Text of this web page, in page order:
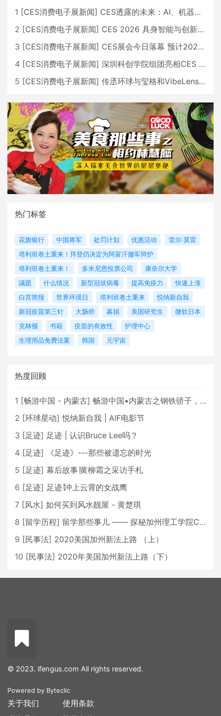
1 [CES消费电子展新闻] CES透露的未来：AI、机器人与智能生活大爆发
2 [CES消费电子展新闻] CES 2026 具身智能与创新领域 中国公司大放异彩
3 [CES消费电子展新闻] CES展会今日落幕 预计2026行业收入将超五千亿美元
4 [CES消费电子展新闻] 深圳科创学院组团亮相CES 广受好评
5 [CES消费电子展新闻] 传丞环球与玺格和VibeLens共同推出全新耳机
热门标签
花旗银行 中国将军 处罚计划 优惠活动
雷尔·莫雷
塔利班卷土重来！拜登仍决定为阿富汗撤军辩护
塔利班卷土重来！
多米尼恩投票公司
康奈尔大学
議題
什么情况 新型冠状病毒 提高免疫力
快速上涨
白宫简报
世界环境日 塔利班卷土重来
悦纳新自我
新冠疫苗第三针
大肠癌 募捐 美国研究生
微软日本
克林顿
书籍 疫苗的有效性
护理中心
生理用品免费法案
韩国 元宇宙
热度回顾
1 [畅游中国 - 内蒙古] 畅游中国•内蒙古之钢铁骄子，魅力包头
2 [环球星动] 悦纳新自我 | AIF电影节
3 [足迹] 足迹 | 认识Bruce Lee吗？
4 [足迹]
《足迹》---那些被遗忘的时光
5 [足迹] 幕后故事∣黄柳霜之采访手札
6 [足迹] 足迹∣冲上云霄的女战鹰
7 [风水] 如何买到风水靓屋 - 黄楚琪
8 [留学历程] 留学那些事儿 —— 探秘加州理工学院Caltech博士生活 [上集]
9 [民事法] 2020美国加州新法上路 （上）
10 [民事法] 2020年美国加州新法上路（下）
© 2023. ifengus.com All rights reserved.
Powered by Byteclic
关于我们
使用条款